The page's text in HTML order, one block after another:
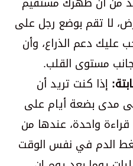
لا تقم بوضع رجل على
عليك دعم الذراع، وأن
مستوى القلب.
إذا كنت تريد أن
مدى بضعة أيام على
واحدة، عندها من
الدم في نفس الوقت